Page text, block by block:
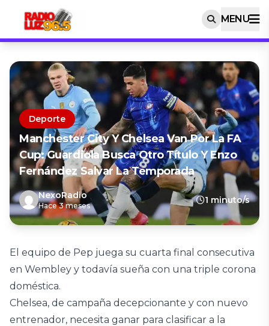
MENU
Deporte
Manchester City Y Chelsea Van Por La FA
Cup: Guardiola Busca Otro Título Y Enzo
Fernández Salvar La Temporada
NexoRadio
Hace 3 meses
1 minuto/s
El equipo de Pep juega su cuarta final consecutiva
en Wembley y todavía sueña con una triple corona
doméstica.
Chelsea, de campaña decepcionante y con nuevo
entrenador, necesita ganar para clasificar a la